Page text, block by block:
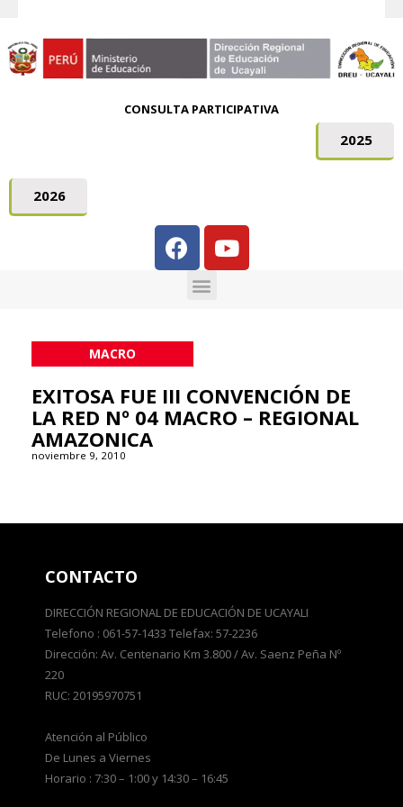
CONSULTA PARTICIPATIVA
2025
2026
MACRO
EXITOSA FUE III CONVENCIÓN DE
LA RED Nº 04 MACRO – REGIONAL
AMAZONICA
noviembre 9, 2010
CONTACTO
DIRECCIÓN REGIONAL DE EDUCACIÓN DE UCAYALI
Telefono : 061-57-1433 Telefax: 57-2236
Dirección: Av. Centenario Km 3.800 / Av. Saenz Peña Nº
220
RUC: 20195970751
Atención al Público
De Lunes a Viernes
Horario : 7:30 – 1:00 y 14:30 – 16:45